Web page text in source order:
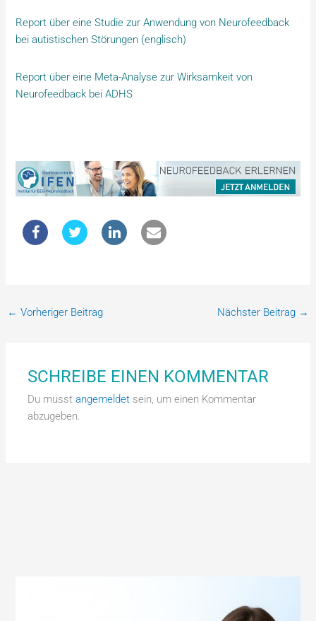
Report über eine Studie zur Anwendung von Neurofeedback
bei autistischen Störungen (englisch)
Report über eine Meta-Analyse zur Wirksamkeit von
Neurofeedback bei ADHS
← Vorheriger Beitrag Nächster Beitrag →
SCHREIBE EINEN KOMMENTAR
Du musstangemeldet sein, um einen Kommentar
abzugeben.